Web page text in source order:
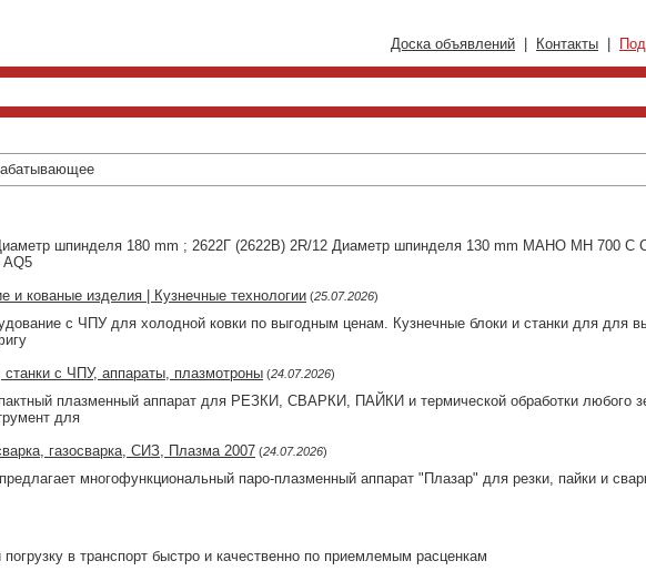
Доска объявлений Контакты
шпинделя 180 mm ; 2622Г (2622В) 2R/12 Диаметр шпинделя 130 mm MAHO MH 700 C
AQ5
и кованые изделия | Кузнечные технологии (25.07.2026)
с ЧПУ для холодной ковки по выгодным ценам. Кузнечные блоки и станки для для
с ЧПУ, аппараты, плазмотроны (24.07.2026)
плазменный аппарат для РЕЗКИ, СВАРКИ, ПАЙКИ и термической обработки любого
для
газосварка, СИЗ, Плазма 2007 (24.07.2026)
многофункциональный паро-плазменный аппарат "Плазар" для резки, пайки и
в транспорт быстро и качественно по приемлемым расценкам